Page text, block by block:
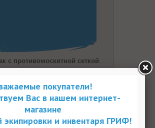
с противомоскитной сеткой
Артикул: SY-138-1
96.39 pуб
В НАЛИЧИИ
ПРОСМОТР
покупатели!
Вас в нашем интернет-
магазине
экипировки и инвентаря ГРИФ!